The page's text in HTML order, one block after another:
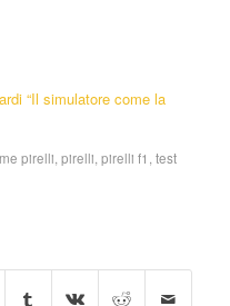
“Il simulatore come la
pirelli,pirelli,pirelli f1 ,test